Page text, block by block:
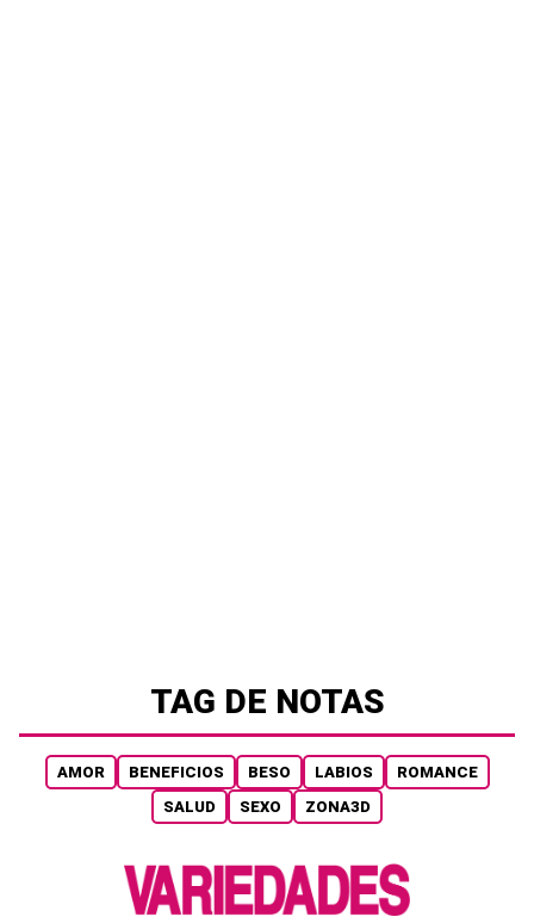
TAG DE NOTAS
AMOR BENEFICIOS BESO LABIOS
ROMANCE
SALUD
SEXO ZONA3D